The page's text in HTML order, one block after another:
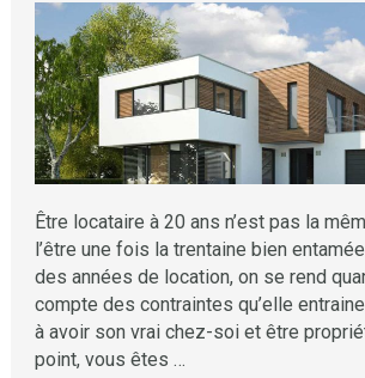
Être locataire à 20 ans n’est pas la
l’être une fois la trentaine bien
des années de location, on se rend
compte des contraintes qu’elle
à avoir son vrai chez-soi et être
point, vous êtes …